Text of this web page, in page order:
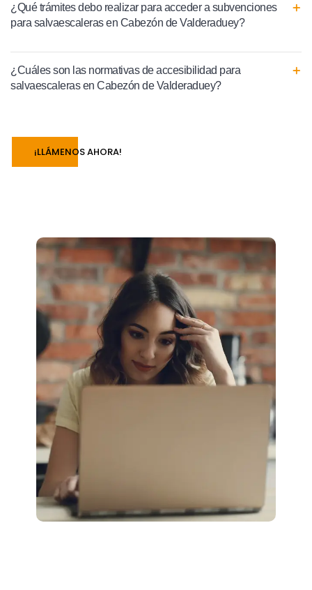
¿Qué trámites debo realizar para acceder a subvenciones
para salvaescaleras en Cabezón de Valderaduey?
¿Cuáles son las normativas de accesibilidad para
salvaescaleras en Cabezón de Valderaduey?
¡LLÁMENOS AHORA!